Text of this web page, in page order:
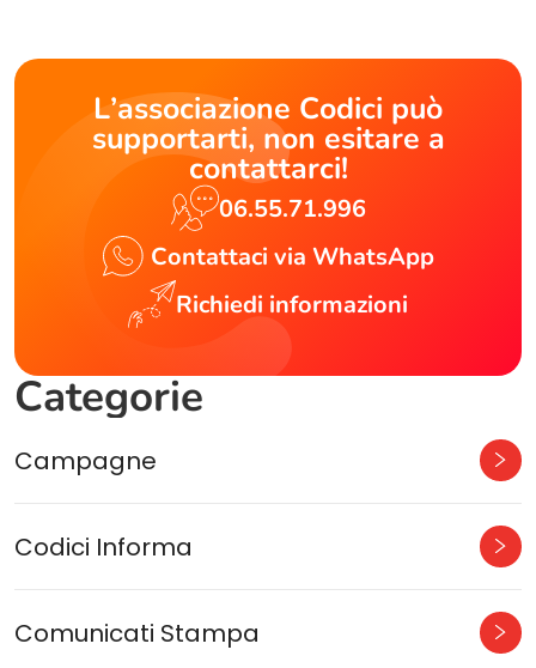
L’associazione Codici può
supportarti, non esitare a
contattarci!
06.55.71.996
Contattaci via WhatsApp
Richiedi informazioni
Categorie
Campagne
Codici Informa
Comunicati Stampa